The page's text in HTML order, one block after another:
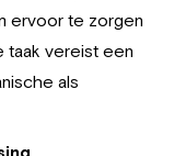
ervoor te zorgen
taak vereist een
als